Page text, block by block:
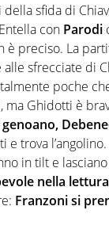
sfida di
con Parodi
è preciso. La
sfrecciate di
poche
ma Ghidotti è
e trova
in tilt e
nella
Franzoni si